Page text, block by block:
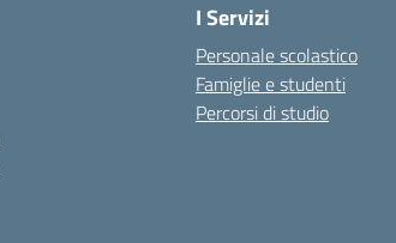
I Servizi
Personale scolastico
Famiglie e studenti
Percorsi di studio